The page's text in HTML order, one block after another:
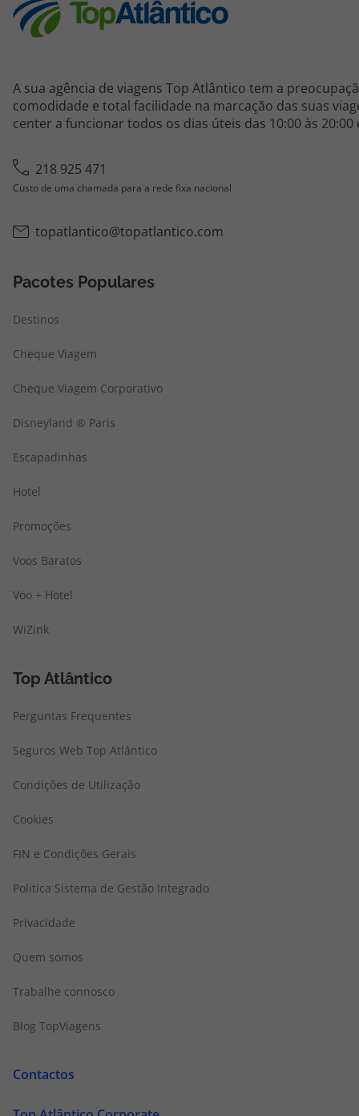
A sua agência de viagens Top Atlântico tem a
comodidade e total facilidade na marcação das suas
center a funcionar todos os dias úteis das 10:00 às 20:00
218 925 471
Custo de uma chamada para a rede fixa nacional
topatlantico@topatlantico.com
Pacotes Populares
Destinos
Cheque Viagem
Cheque Viagem Corporativo
Disneyland ® Paris
Escapadinhas
Hotel
Promoções
Voos Baratos
Voo + Hotel
WiZink
Top Atlântico
Perguntas Frequentes
Seguros Web Top Atlântico
Condições de Utilização
Cookies
FIN e Condições Gerais
Politica Sistema de Gestão Integrado
Privacidade
Quem somos
Trabalhe connosco
Blog TopViagens
Contactos